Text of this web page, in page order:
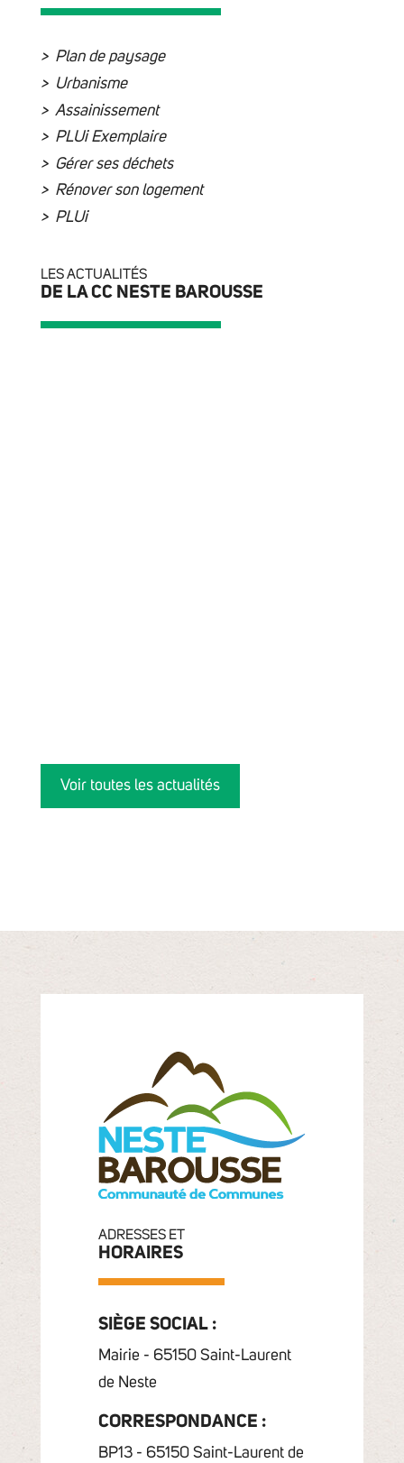
Plan de paysage
Urbanisme
Assainissement
PLUi Exemplaire
Gérer ses déchets
Rénover son logement
PLUi
LES ACTUALITÉS
DE LA CC NESTE BAROUSSE
Voir toutes les actualités
ADRESSES ET
HORAIRES
SIÈGE SOCIAL :
Mairie - 65150 Saint-Laurent
de Neste
CORRESPONDANCE :
BP13 - 65150 Saint-Laurent de